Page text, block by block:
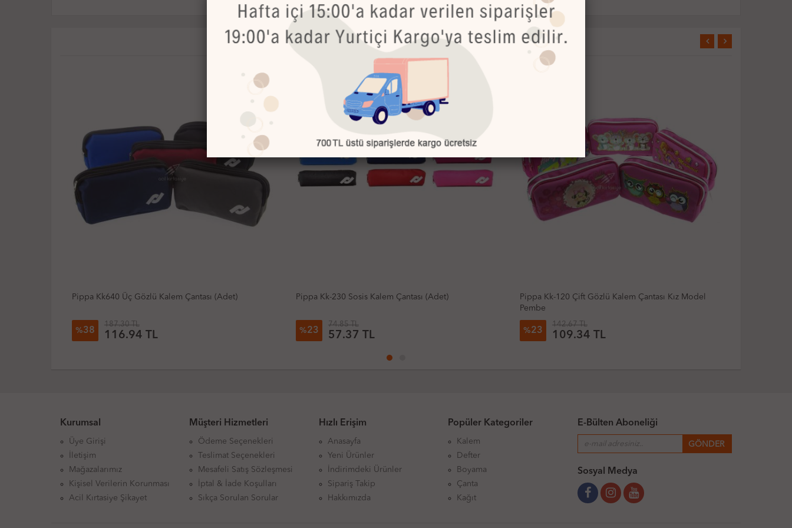
Bu Ürünler de İlginizi Çekebilir
Pippa Kk-230 Sosis Kalem Çantası (Adet)
%23
74.85 TL
57.37 TL
Pippa Kk-120 Çift Gözlü Kalem Çantası Kız Model
%23
142.67 TL
109.34 TL
Tuffex Tp522 Çift Taraflı Plastik Kalem Kutusu
%28
69.47 TL
49.98 TL
Kurumsal
Üye Girişi
İletişim
Mağazalarımız
Kişisel Verilerin Korunması
Acil Kırtasiye Şikayet
Müşteri Hizmetleri
Ödeme Seçenekleri
Teslimat Seçenekleri
Mesafeli Satış Sözleşmesi
İptal & İade Koşulları
Sıkça Sorulan Sorular
Hızlı Erişim
Anasayfa
Yeni Ürünler
İndirimdeki Ürünler
Sipariş Takip
Hakkımızda
Popüler Kategoriler
Kalem
Defter
Boyama
Çanta
Kağıt
E-Bülten Aboneliği
Sosyal Medya